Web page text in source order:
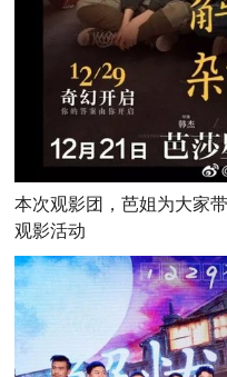
本次观影团，芭姐为大家
观影活动